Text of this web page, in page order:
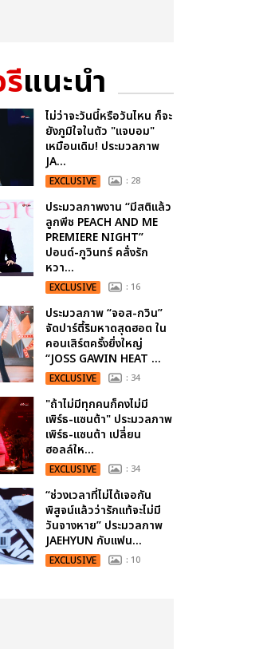
แนะนำ
ไม่ว่าจะวันนี้หรือวันไหน ก็จะ
ยังภูมิใจในตัว "แจบอม"
เหมือนเดิม! ประมวลภาพ
JA...
EXCLUSIVE : 28
ประมวลภาพงาน “มีสติแล้ว
ลูกพีช PEACH AND ME
PREMIERE NIGHT”
ปอนด์-ภูวินทร์ คลั่งรัก
หวา...
EXCLUSIVE : 16
ประมวลภาพ “จอส-กวิน”
จัดปาร์ตี้ริมหาดสุดฮอต ใน
คอนเสิร์ตครั้งยิ่งใหญ่
“JOSS GAWIN HEAT ...
EXCLUSIVE : 34
"ถ้าไม่มีทุกคนก็คงไม่มี
เพิร์ธ-แซนต้า" ประมวลภาพ
เพิร์ธ-แซนต้า เปลี่ยน
ฮอลล์ให...
EXCLUSIVE : 34
“ช่วงเวลาที่ไม่ได้เจอกัน
พิสูจน์แล้วว่ารักแท้จะไม่มี
วันจางหาย” ประมวลภาพ
JAEHYUN กับแฟน...
EXCLUSIVE : 10